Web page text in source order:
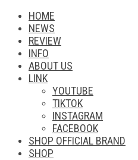
HOME
NEWS
REVIEW
INFO
ABOUT US
LINK
YOUTUBE
TIKTOK
INSTAGRAM
FACEBOOK
SHOP OFFICIAL BRAND
SHOP